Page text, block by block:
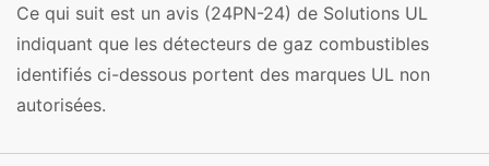
Ce qui suit est un avis (24PN-24) de Solutions UL
indiquant que les détecteurs de gaz combustibles
identifiés ci-dessous portent des marques UL non
autorisées.